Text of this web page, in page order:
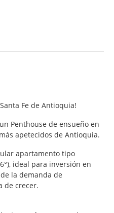
Fe de Antioquia!
Penthouse de ensueño en
apetecidos de Antioquia.
apartamento tipo
ideal para inversión en
la demanda de
de crecer.